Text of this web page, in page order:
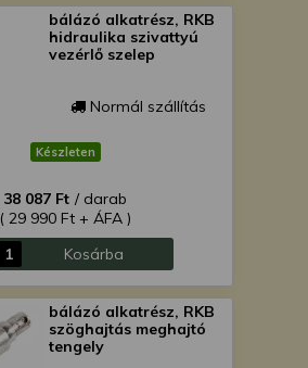
bálázó alkatrész, RKB
hidraulika szivattyú
vezérlő szelep
Normál szállítás
Készleten
38 087 Ft / darab
( 29 990 Ft + ÁFA )
Kosárba
bálázó alkatrész, RKB
szöghajtás meghajtó
tengely